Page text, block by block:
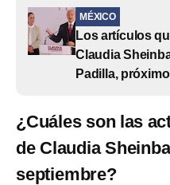
MÉXICO
Los artículos
Claudia
Padilla,
¿Cuáles son las
de Claudia
septiembre?